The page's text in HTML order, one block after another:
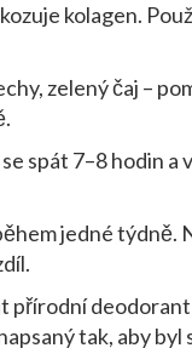
kolagen.
zelený čaj –
spát 7–8 hodin a
jedné týdně.
přírodní
tak, aby byl